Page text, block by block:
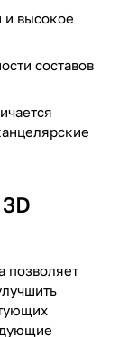
и высокое
составов
позволяет